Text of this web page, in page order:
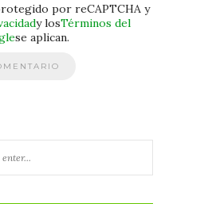
por reCAPTCHA y
y losTérminos del
se aplican.